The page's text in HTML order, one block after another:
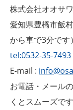
株式会社オオサワ
愛知県豊橋市飯
から車で3分です）
tel:0532-35-7493
E-mail :
お電話・メール
くとスムーズです